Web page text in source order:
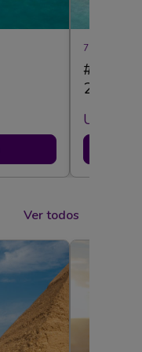
7 noches
2027
U$s
Ver todos